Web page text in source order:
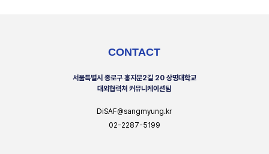
CONTACT
서울특별시 종로구 홍지문2길 20 상명대학교
대외협력처 커뮤니케이션팀
DiSAF@sangmyung.kr
02-2287-5199